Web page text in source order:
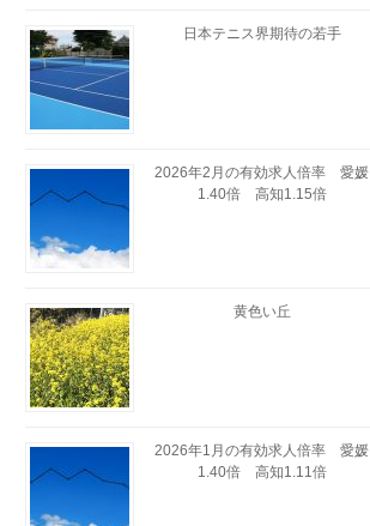
日本テニス界期待の若手
2026年2月の有効求人倍率 愛媛
1.40倍 高知1.15倍
黄色い丘
2026年1月の有効求人倍率 愛媛
1.40倍 高知1.11倍